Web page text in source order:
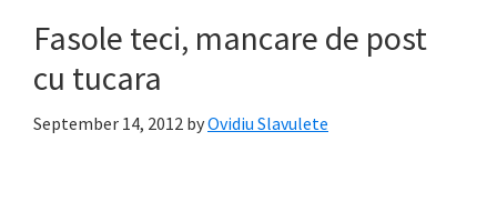
Fasole teci, mancare de post
cu tucara
September 14, 2012 byOvidiu Slavulete